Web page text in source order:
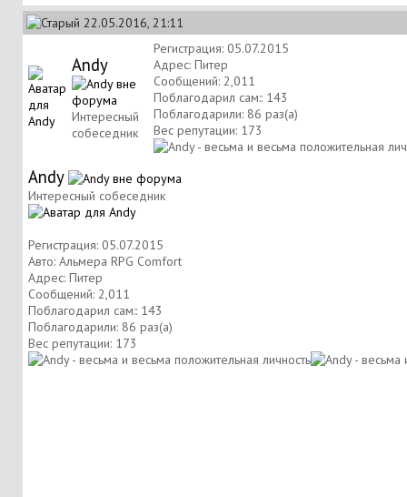
22.05.2016, 21:11
Andy
Интересный
собеседник
Регистрация: 05.07.2015
Адрес: Питер
Сообщений: 2,011
Поблагодарил сам:: 143
Поблагодарили: 86 раз(а)
Вес репутации: 173
Andy
Интересный собеседник
Регистрация: 05.07.2015
Авто: Альмера RPG Comfort
Адрес: Питер
Сообщений: 2,011
Поблагодарил сам:: 143
Поблагодарили: 86 раз(а)
Вес репутации: 173